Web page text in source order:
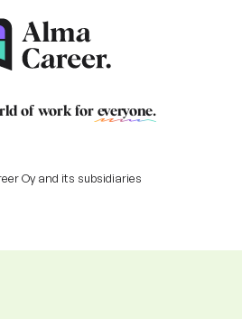
of work for everyone.
Oy and its subsidiaries